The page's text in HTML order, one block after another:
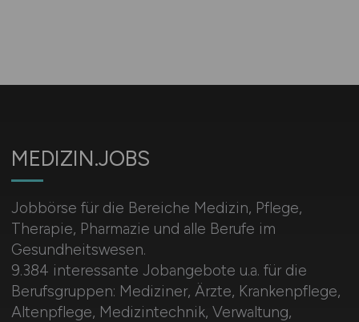
MEDIZIN.JOBS
Jobbörse für die Bereiche Medizin, Pflege,
Therapie, Pharmazie und alle Berufe im
Gesundheitswesen.
9.384 interessante Jobangebote u.a. für die
Berufsgruppen: Mediziner, Ärzte, Krankenpflege,
Altenpflege, Medizintechnik, Verwaltung,